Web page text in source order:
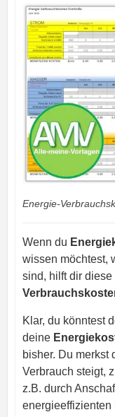
Energie-
Wenn du
wissen möchtest,
sind, hilft dir
Klar, du könntest
deine
bisher. Du merkst
Verbrauch steigt,
z.B. durch
energieeffizienten